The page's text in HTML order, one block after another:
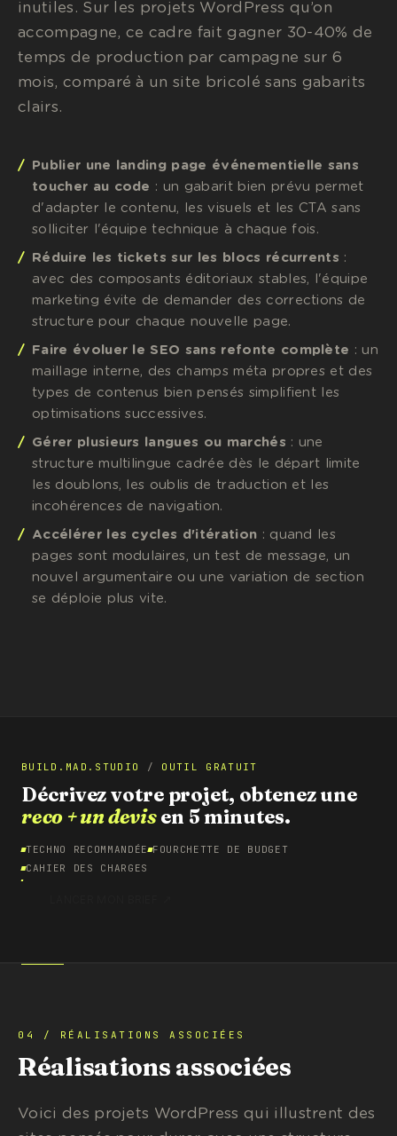
inutiles. Sur les projets WordPress qu’on
accompagne, ce cadre fait gagner 30-40% de
temps de production par campagne sur 6
mois, comparé à un site bricolé sans gabarits
clairs.
Publier une landing page événementielle sans
toucher au code : un gabarit bien prévu permet
d'adapter le contenu, les visuels et les CTA sans
solliciter l'équipe technique à chaque fois.
Réduire les tickets sur les blocs récurrents :
avec des composants éditoriaux stables, l'équipe
marketing évite de demander des corrections de
structure pour chaque nouvelle page.
Faire évoluer le SEO sans refonte complète : un
maillage interne, des champs méta propres et des
types de contenus bien pensés simplifient les
optimisations successives.
Gérer plusieurs langues ou marchés : une
structure multilingue cadrée dès le départ limite
les doublons, les oublis de traduction et les
incohérences de navigation.
Accélérer les cycles d'itération : quand les
pages sont modulaires, un test de message, un
nouvel argumentaire ou une variation de section
se déploie plus vite.
BUILD.MAD.STUDIO / OUTIL GRATUIT
Décrivez votre projet, obtenez une
reco + un devisen 5 minutes.
TECHNO RECOMMANDÉE FOURCHETTE DE BUDGET
CAHIER DES CHARGES
04 / RÉALISATIONS ASSOCIÉES
Réalisations associées
Voici des projets WordPress qui illustrent des